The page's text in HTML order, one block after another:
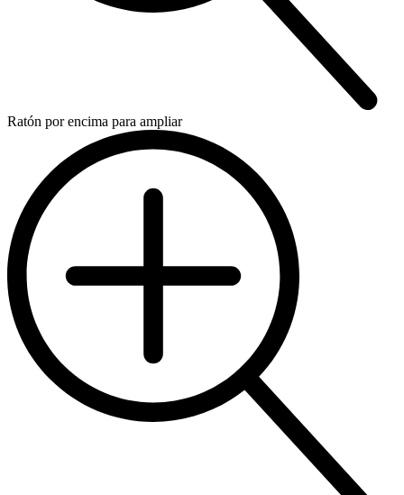
Ratón por encima para ampliar